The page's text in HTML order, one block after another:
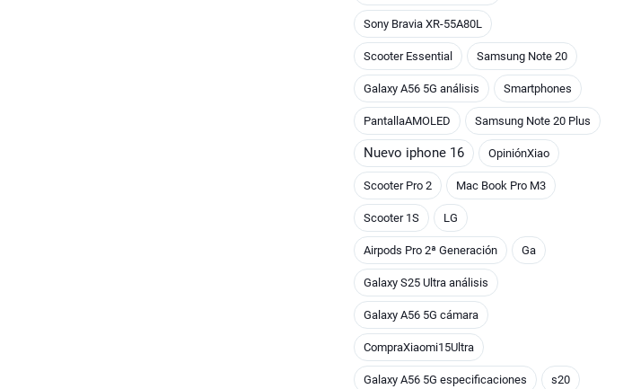
Sony Bravia XR-55A80L
Scooter Essential Samsung Note 20
Galaxy A56 5G análisis Smartphones
PantallaAMOLED Samsung Note 20 Plus
Nuevo iphone 16 OpiniónXiao
Scooter Pro 2 Mac Book Pro M3
Scooter 1S LG
Airpods Pro 2ª Generación Ga
Galaxy S25 Ultra análisis
Galaxy A56 5G cámara
CompraXiaomi15Ultra
Galaxy A56 5G especificaciones s20